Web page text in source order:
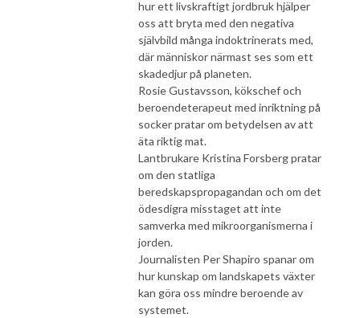
hur ett livskraftigt jordbruk hjälper
oss att bryta med den negativa
självbild många indoktrinerats med,
där människor närmast ses som ett
skadedjur på planeten.
Rosie Gustavsson, kökschef och
beroendeterapeut med inriktning på
socker pratar om betydelsen av att
äta riktig mat.
Lantbrukare Kristina Forsberg pratar
om den statliga
beredskapspropagandan och om det
ödesdigra misstaget att inte
samverka med mikroorganismerna i
jorden.
Journalisten Per Shapiro spanar om
hur kunskap om landskapets växter
kan göra oss mindre beroende av
systemet.